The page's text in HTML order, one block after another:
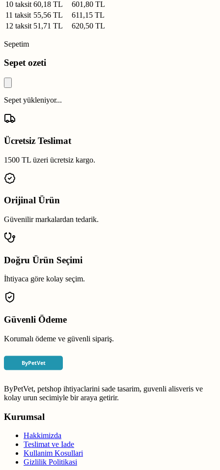
10 taksit 60,18 TL
601,80 TL
11 taksit 55,56 TL
611,15 TL
12 taksit 51,71 TL 620,50 TL
Sepetim
Sepet ozeti
Sepet yükleniyor...
Ücretsiz Teslimat
1500 TL üzeri ücretsiz kargo.
Orijinal Ürün
Güvenilir markalardan tedarik.
Doğru Ürün Seçimi
İhtiyaca göre kolay seçim.
Güvenli Ödeme
Korumalı ödeme ve güvenli sipariş.
ByPetVet, petshop ihtiyaclarini sade tasarim, guvenli alisveris ve
kolay urun secimiyle bir araya getirir.
Kurumsal
Hakkimizda
Teslimat ve Iade
Kullanim Kosullari
Gizlilik Politikasi